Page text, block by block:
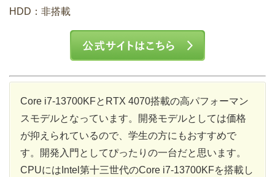
HDD：非搭載
Core i7-13700KFとRTX 4070搭載の高パフォーマン
スモデルとなっています。開発モデルとしては価格
が抑えられているので、学生の方にもおすすめで
す。開発入門としてぴったりの一台だと思います。
CPUにはIntel第十三世代のCore i7-13700KFを搭載し